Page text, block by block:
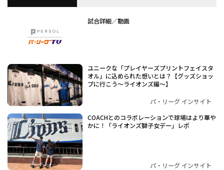
試合詳細／動画
ユニークな「プレイヤーズプリントフェイスタ
オル」に込められた想いとは？【グッズショッ
プに行こう～ライオンズ編～】
パ・リーグ インサイト
COACHとのコラボレーションで球場はより華や
かに！「ライオンズ獅子女デー」レポ
パ・リーグ インサイト